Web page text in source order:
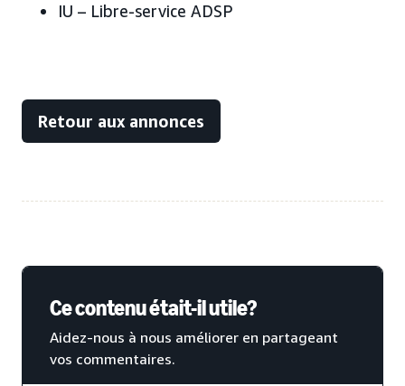
IU – Libre-service ADSP
Retour aux annonces
Ce contenu était-il utile?
Aidez-nous à nous améliorer en partageant
vos commentaires.